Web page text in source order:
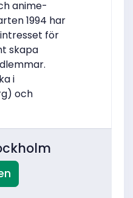
anime-
1994 har
för
skapa
i
och